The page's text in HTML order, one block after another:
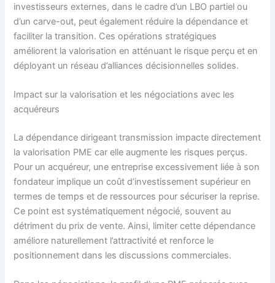
investisseurs externes, dans le cadre d’un LBO partiel ou
d’un carve-out, peut également réduire la dépendance et
faciliter la transition. Ces opérations stratégiques
améliorent la valorisation en atténuant le risque perçu et en
déployant un réseau d’alliances décisionnelles solides.
Impact sur la valorisation et les négociations avec les
acquéreurs
La dépendance dirigeant transmission impacte directement
la valorisation PME car elle augmente les risques perçus.
Pour un acquéreur, une entreprise excessivement liée à son
fondateur implique un coût d’investissement supérieur en
termes de temps et de ressources pour sécuriser la reprise.
Ce point est systématiquement négocié, souvent au
détriment du prix de vente. Ainsi, limiter cette dépendance
améliore naturellement l’attractivité et renforce le
positionnement dans les discussions commerciales.